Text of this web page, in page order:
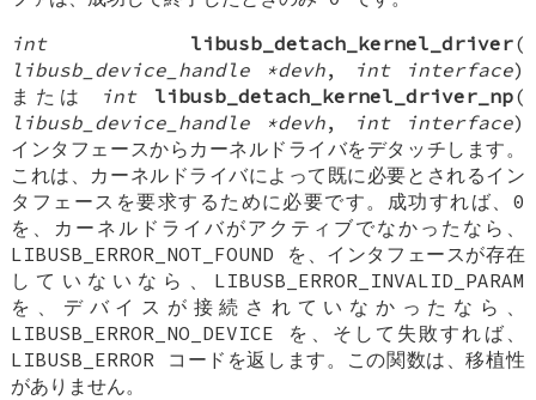
int
libusb_detach_kernel_driver(
libusb_device_handle *devh, int interface)
または
int libusb_detach_kernel_driver_np(
libusb_device_handle *devh, int interface)
インタフェースからカーネルドライバをデタッチします。
これは、カーネルドライバによって既に必要とされるイン
タフェースを要求するために必要です。成功すれば、0
を、カーネルドライバがアクティブでなかったなら、
LIBUSB_ERROR_NOT_FOUND を、インタフェースが存在
していないなら、LIBUSB_ERROR_INVALID_PARAM
を、デバイスが接続されていなかったなら、
LIBUSB_ERROR_NO_DEVICE を、そして失敗すれば、
LIBUSB_ERROR コードを返します。この関数は、移植性
がありません。